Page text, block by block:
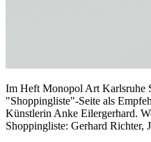
Im Heft Monopol Art Karlsruhe
"Shoppingliste"-Seite als
Künstlerin Anke Eilergerhard.
Shoppingliste: Gerhard Richter,